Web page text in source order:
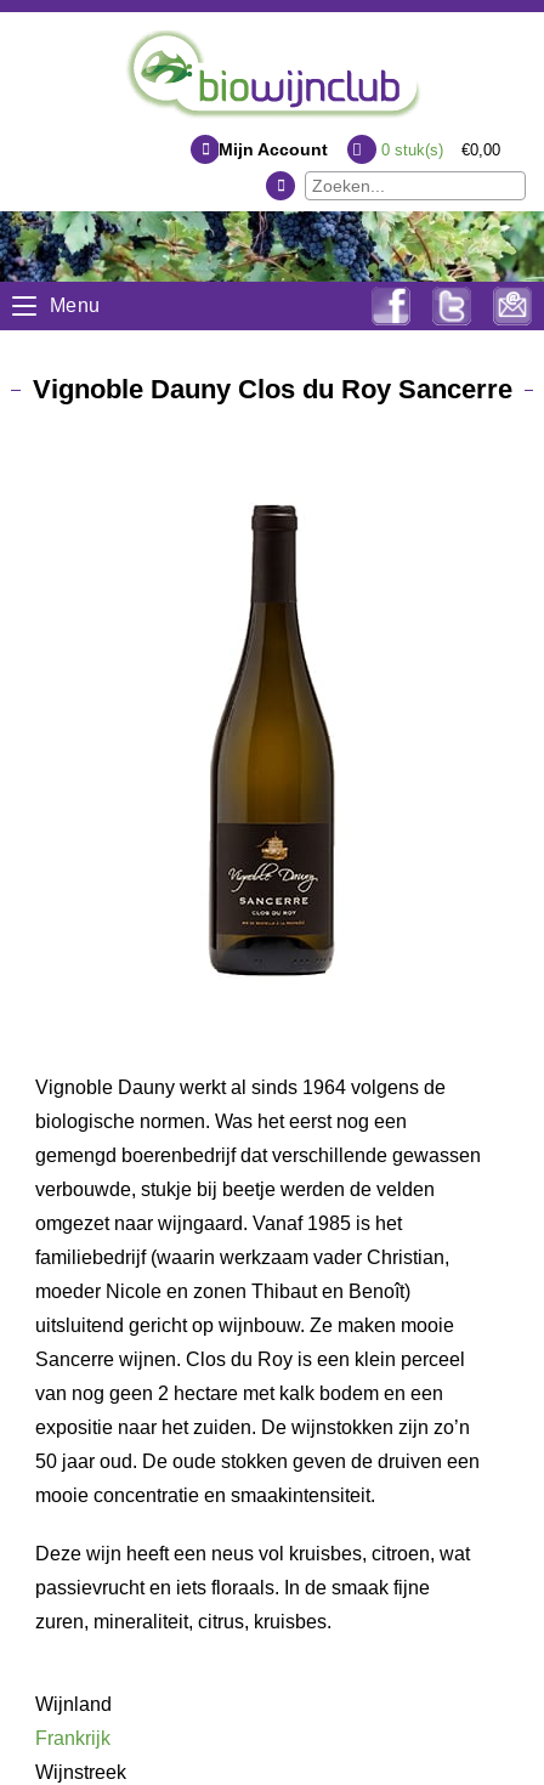
Mijn Account 0stuk(s) €0,00
Menu
Vignoble Dauny Clos du Roy Sancerre
Vignoble Dauny werkt al sinds 1964 volgens de
biologische normen. Was het eerst nog een
gemengd boerenbedrijf dat verschillende gewassen
verbouwde, stukje bij beetje werden de velden
omgezet naar wijngaard. Vanaf 1985 is het
familiebedrijf (waarin werkzaam vader Christian,
moeder Nicole en zonen Thibaut en Benoît)
uitsluitend gericht op wijnbouw. Ze maken mooie
Sancerre wijnen. Clos du Roy is een klein perceel
van nog geen 2 hectare met kalk bodem en een
expositie naar het zuiden. De wijnstokken zijn zo’n
50 jaar oud. De oude stokken geven de druiven een
mooie concentratie en smaakintensiteit.
Deze wijn heeft een neus vol kruisbes, citroen, wat
passievrucht en iets floraals. In de smaak fijne
zuren, mineraliteit, citrus, kruisbes.
Wijnland
Frankrijk
Wijnstreek